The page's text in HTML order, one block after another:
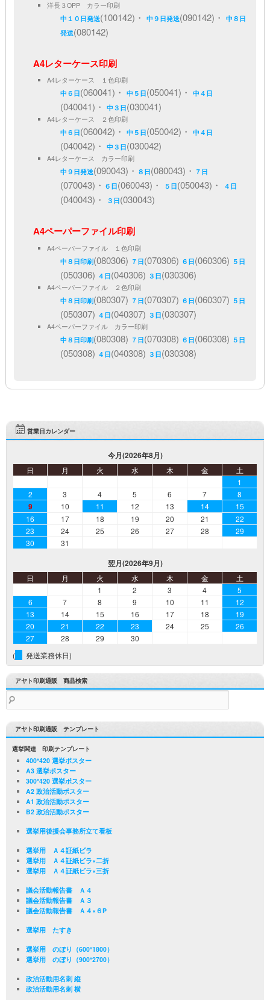
洋長３OPP カラー印刷
中１０日発送(100142)・中９日発送(090142)・中８日
発送(080142)
A4レターケース印刷
A4レターケース １色印刷
中６日(060041)・中５日(050041)・中４日
(040041)・中３日(030041)
A4レターケース ２色印刷
中６日(060042)・中５日(050042)・中４日
(040042)・中３日(030042)
A4レターケース カラー印刷
中９日発送(090043)・ ８日(080043)・ ７日
(070043)・ ６日(060043)・ ５日(050043)・ ４日
(040043)・ ３日(030043)
A4ペーパーファイル印刷
A4ペーパーファイル １色印刷
中８日印刷(080306) ７日(070306) ６日(060306) ５日
(050306) ４日(040306) ３日(030306)
A4ペーパーファイル ２色印刷
中８日印刷(080307) ７日(070307) ６日(060307) ５日
(050307) ４日(040307) ３日(030307)
A4ペーパーファイル カラー印刷
中８日印刷(080308) ７日(070308) ６日(060308) ５日
(050308) ４日(040308) ３日(030308)
営業日カレンダー
今月(2026年8月)
日 月 火 水 木 金
土
1
2
3 4 5 6 7 8
9 10 11 12 13 14
15
16
17 18 19 20 21
22
23
24 25 26 27 28
29
30
31
翌月(2026年9月)
日 月 火 水 木 金
土
1
2 3 4
5
6
7 8 9 10 11
12
13
14 15 16 17 18
19
20
21 22 23 24 25
26
27
28 29
30
(
発送業務休日)
アヤト印刷通販 商品検索
検
索:
アヤト印刷通販 テンプレート
選挙関連 印刷テンプレート
400*420 選挙ポスター
A3 選挙ポスター
300*420 選挙ポスター
A2 政治活動ポスター
A1 政治活動ポスター
B2 政治活動ポスター
選挙用後援会事務所立て看板
選挙用 Ａ４証紙ビラ
選挙用 Ａ４証紙ビラ×二折
選挙用 Ａ４証紙ビラ×三折
議会活動報告書 Ａ４
議会活動報告書 Ａ３
議会活動報告書 Ａ４×６P
選挙用 たすき
選挙用 のぼり（600*1800）
選挙用 のぼり（900*2700）
政治活動用名刺 縦
政治活動用名刺 横